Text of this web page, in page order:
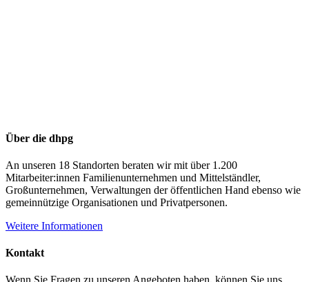
Über die dhpg
An unseren 18 Standorten beraten wir mit über 1.200
Mitarbeiter:innen Familienunternehmen und Mittelständler,
Großunternehmen, Verwaltungen der öffentlichen Hand ebenso wie
gemeinnützige Organisationen und Privatpersonen.
Weitere Informationen
Kontakt